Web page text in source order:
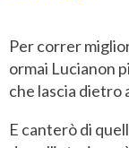
Per correr
ormai Lucianon
che lascia dietro
E canterò di